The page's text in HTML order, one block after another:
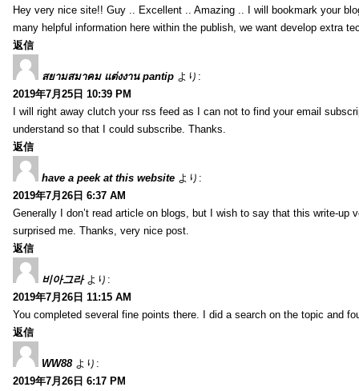
Hey very nice site!! Guy .. Excellent .. Amazing .. I will bookmark your
many helpful information here within the publish, we want develop extra
返信
สยามสมาคม แต่งงาน pantip より:
2019年7月25日 10:39 PM
I will right away clutch your rss feed as I can not to find your email
understand so that I could subscribe. Thanks.
返信
have a peek at this website より:
2019年7月26日 6:37 AM
Generally I don’t read article on blogs, but I wish to say that this write-
surprised me. Thanks, very nice post.
返信
비아그라 より:
2019年7月26日 11:15 AM
You completed several fine points there. I did a search on the topic and
返信
WW88 より:
2019年7月26日 6:17 PM